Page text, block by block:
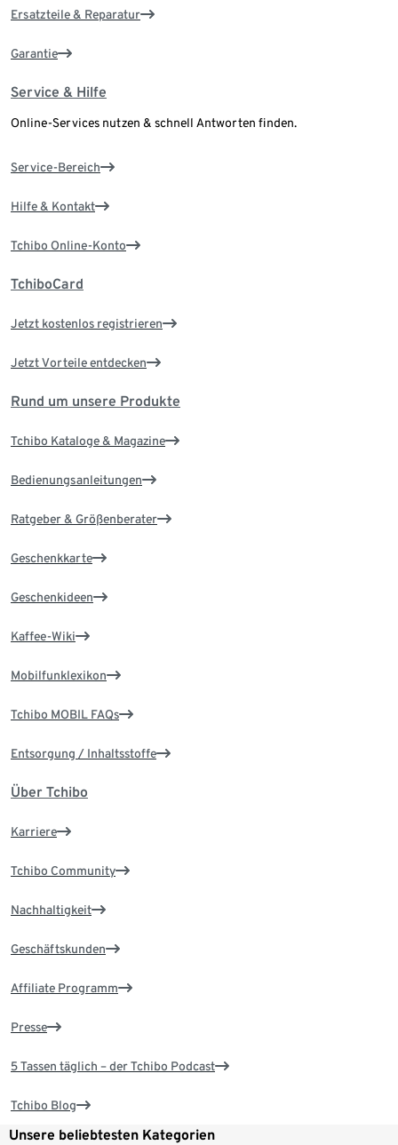
Ersatzteile & Reparatur
Garantie
Service & Hilfe
Online-Services nutzen & schnell Antworten finden.
Service-Bereich
Hilfe & Kontakt
Tchibo Online-Konto
TchiboCard
Jetzt kostenlos registrieren
Jetzt Vorteile entdecken
Rund um unsere Produkte
Tchibo Kataloge & Magazine
Bedienungsanleitungen
Ratgeber & Größenberater
Geschenkkarte
Geschenkideen
Kaffee-Wiki
Mobilfunklexikon
Tchibo MOBIL FAQs
Entsorgung / Inhaltsstoffe
Über Tchibo
Karriere
Tchibo Community
Nachhaltigkeit
Geschäftskunden
Affiliate Programm
Presse
5 Tassen täglich – der Tchibo Podcast
Tchibo Blog
Unsere beliebtesten Kategorien